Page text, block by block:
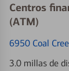
Centros
(ATM)
6950 Coal
3.0 millas de